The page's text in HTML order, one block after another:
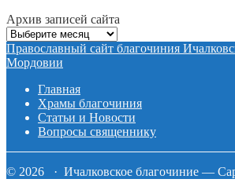
Архив записей сайта
Архив
записей
сайта
Православный сайт благочиния
Мордовии
Главная
Храмы благочиния
Статьи и Новости
Вопросы священнику
© 2026 · Ичалковское благочиние —